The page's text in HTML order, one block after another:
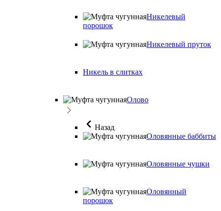
Никелевый
порошок
Никелевый пруток
Никель в слитках
Олово
Назад
Оловянные баббиты
Оловянные чушки
Оловянный
порошок